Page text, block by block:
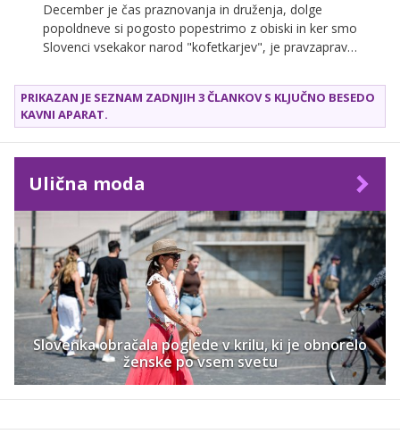
December je čas praznovanja in druženja, dolge
popoldneve si pogosto popestrimo z obiski in ker smo
Slovenci vsekakor narod "kofetkarjev", je pravzaprav
Seveda lahko vsako skodelico kave popestrimo z
različnimi okraski in tako vsakdanji napitek
spremenimo v prazničnega. Z idejami, kako
domiselno okrasiti kavni napitek, nas je presenetila
Teja Perjet.
PRIKAZAN JE SEZNAM ZADNJIH 3 ČLANKOV S KLJUČNO BESEDO
KAVNI APARAT.
Ulična moda
Slovenka obračala poglede v krilu, ki je obnorelo
ženske po vsem svetu